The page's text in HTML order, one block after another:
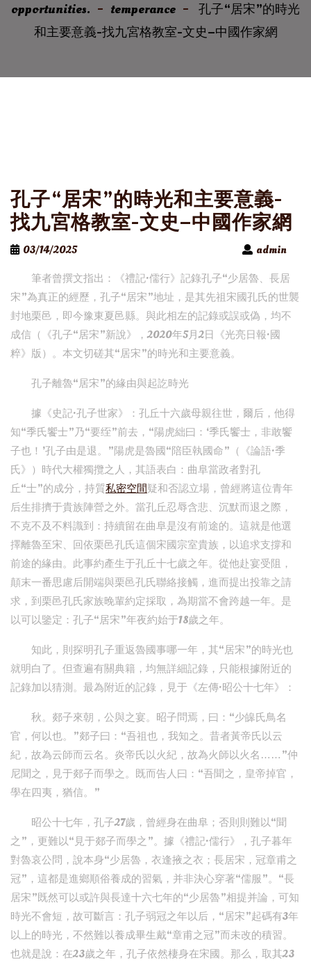
opportunities.
temperance
孔子“居宋”的時光
和主要意義-找九宮格教室-文史–中國作家網
孔子“居宋”的時光和主要意義-
找九宮格教室-文史–中國作家網
03/14/2025
admin
筆者曾撰文指出：《禮記·儒行》記錄孔子“少居魯、長居
宋”為真正的經歷，孔子“居宋”地址，是其先祖宋國孔氏的世襲
封地栗邑，即今豫東夏邑縣。與此相左的記錄或誤或偽，均不
成信（《孔子“居宋”新說》，2020年5月2日《光亮日報·國
粹》版）。本文切磋其“居宋”的時光和主要意義。
孔子離魯“居宋”的緣由與起訖時光
據《史記·孔子世家》：孔丘十六歲母親往世，爾后，他得
知“季氏饗士”乃“要绖”前去，“陽虎絀曰：‘季氏饗士，非敢饗
子也！’孔子由是退。”陽虎是魯國“陪臣執國命”（《論語·季
氏》）時代大權獨攬之人，其語表白：曲阜當政者對孔
丘“士”的成分，持質私密空間疑和否認立場，曾經將這位青年
后生排擠于貴族陣營之外。當孔丘忍辱含悲、沉默而退之際，
不克不及不料識到：持續留在曲阜是沒有前途的。這就是他選
擇離魯至宋、回依栗邑孔氏這個宋國宗室貴族，以追求支撐和
前途的緣由。此事約產生于孔丘十七歲之年。從他赴宴受阻，
顛末一番思慮后開端與栗邑孔氏聯絡接觸，進而提出投靠之請
求，到栗邑孔氏家族晚輩約定採取，為期當不會跨越一年。是
以可以鑒定：孔子“居宋”年夜約始于18歲之年。
知此，則探明孔子重返魯國事哪一年，其“居宋”的時光也
就明白了。但查遍有關典籍，均無詳細記錄，只能根據附近的
記錄加以猜測。最為附近的記錄，見于《左傳·昭公十七年》：
秋。郯子來朝，公與之宴。昭子問焉，曰：“少皞氏鳥名
官，何以也。”郯子曰：“吾祖也，我知之。昔者黃帝氏以云
紀，故為云師而云名。炎帝氏以火紀，故為火師以火名……”仲
尼聞之，見于郯子而學之。既而告人曰：“吾聞之，皇帝掉官，
學在四夷，猶信。”
昭公十七年，孔子27歲，曾經身在曲阜；否則則難以“聞
之”，更難以“見于郯子而學之”。據《禮記·儒行》，孔子暮年
對魯哀公問，說本身“少居魯，衣逢掖之衣；長居宋，冠章甫之
冠”，這都是進鄉順俗養成的習氣，并非決心穿著“儒服”。“長
居宋”既然可以或許與長達十六七年的“少居魯”相提并論，可知
時光不會短，故可斷言：孔子弱冠之年以后，“居宋”起碼有3年
以上的時光，不然難以養成畢生戴“章甫之冠”而未改的積習。
也就是說：在23歲之年，孔子依然棲身在宋國。那么，取其23